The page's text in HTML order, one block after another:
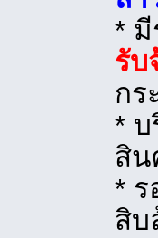
*
รับ
กร
*
สิน
* ร
สิบ